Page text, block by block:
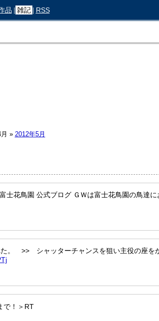
品 | 雑記 | RSS
» 2012年5月
花鳥園 公式ブログ ＧＷは富士花鳥園の鳥達に
。 >> シャッターチャンスを狙い主役の座を
で！＞RT